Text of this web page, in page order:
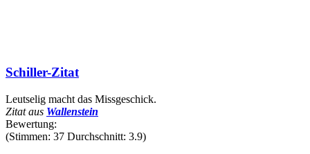
Schiller-Zitat
Leutselig macht das Missgeschick.
Zitat aus Wallenstein
Bewertung:
(Stimmen: 37 Durchschnitt: 3.9)